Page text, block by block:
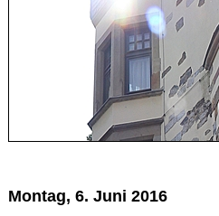
Montag, 6. Juni 2016